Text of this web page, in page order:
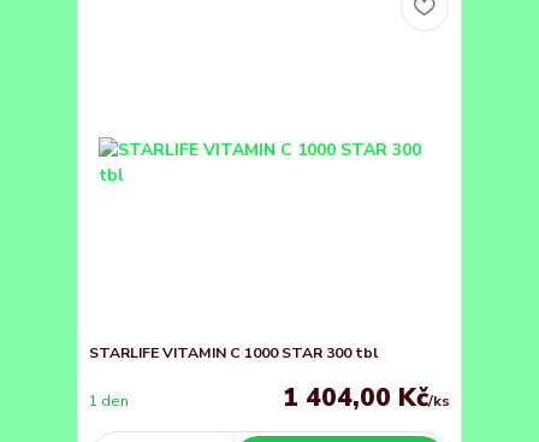
STARLIFE VITAMIN C 1000 STAR 300 tbl
1 404,00 Kč/ks
1 den